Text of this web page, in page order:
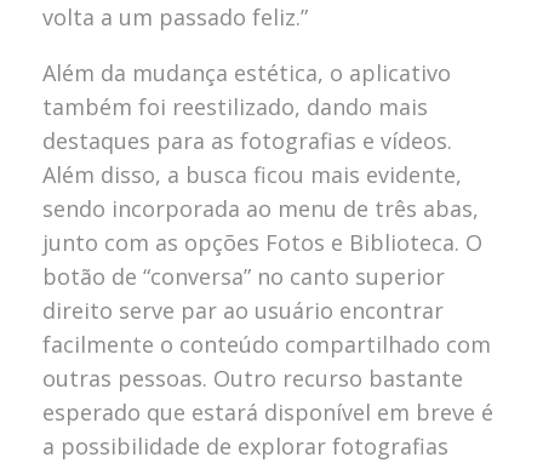
volta a um passado feliz.”
Além da mudança estética, o aplicativo
também foi reestilizado, dando mais
destaques para as fotografias e vídeos.
Além disso, a busca ficou mais evidente,
sendo incorporada ao menu de três abas,
junto com as opções Fotos e Biblioteca. O
botão de “conversa” no canto superior
direito serve par ao usuário encontrar
facilmente o conteúdo compartilhado com
outras pessoas. Outro recurso bastante
esperado que estará disponível em breve é
a possibilidade de explorar fotografias